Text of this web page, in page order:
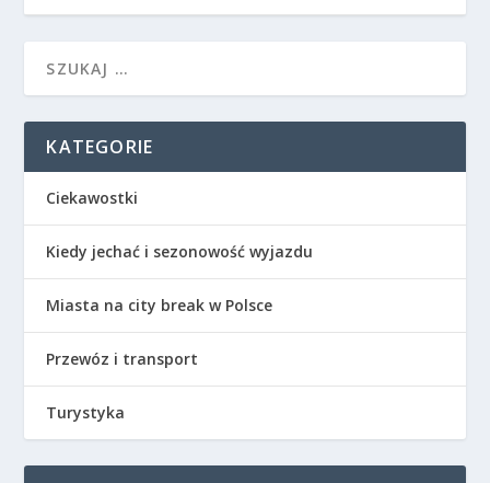
KATEGORIE
Ciekawostki
Kiedy jechać i sezonowość wyjazdu
Miasta na city break w Polsce
Przewóz i transport
Turystyka